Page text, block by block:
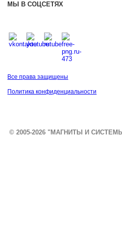
МЫ В СОЦСЕТЯХ
Все права защищены
Политика конфиденциальности
© 2005-2026 "МАГНИТЫ И